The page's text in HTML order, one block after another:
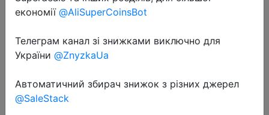
Промокод: "bd9930"
економії @AliSuperCoinsBot
Телеграм канал зі знижками виключно для
України @ZnyzkaUa
Автоматичний збирач знижок з різних джерел
@SaleStack